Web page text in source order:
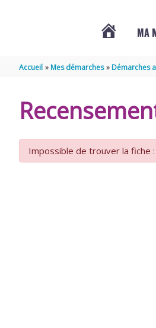
MA
Accueil Mes démarches Démarches
Impossible de trouver la fiche